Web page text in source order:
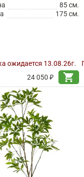
85 см.
175 см.
ожидается 13.08.26г.
24 050 ₽
shopping_cart